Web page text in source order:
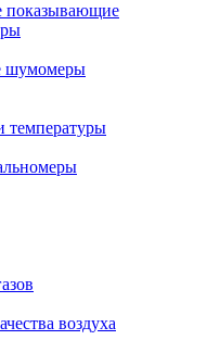
показывающие
шумомеры
температуры
воздуха